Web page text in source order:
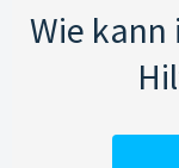
Wie kann